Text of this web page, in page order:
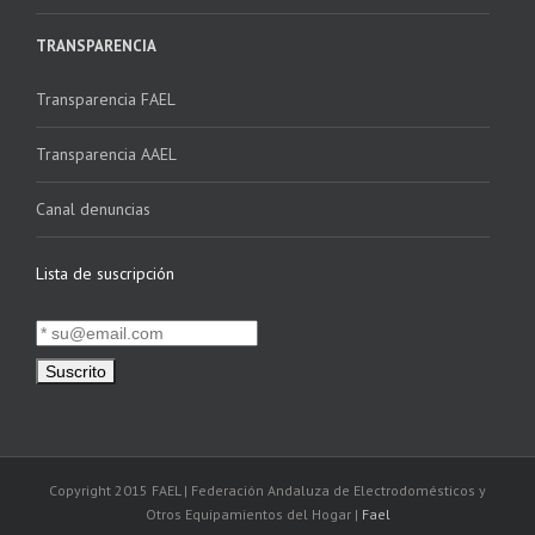
TRANSPARENCIA
Transparencia FAEL
Transparencia AAEL
Canal denuncias
Lista de suscripción
Copyright 2015 FAEL | Federación Andaluza de Electrodomésticos y
Otros Equipamientos del Hogar | Fael